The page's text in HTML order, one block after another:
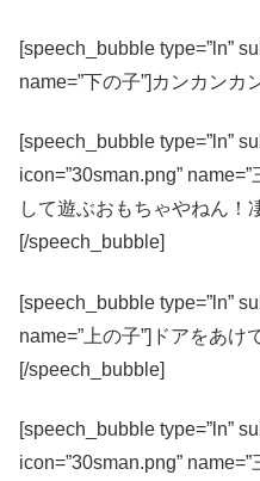
[speech_bubble type=”ln”
name=”下の子”]カンカンカ
[speech_bubble type=”ln”
icon=”30sman.png”
して遊ぶおもちゃやねん！
[/speech_bubble]
[speech_bubble type=”ln”
name=”上の子”]ドアをあけ
[/speech_bubble]
[speech_bubble type=”ln”
icon=”30sman.png”